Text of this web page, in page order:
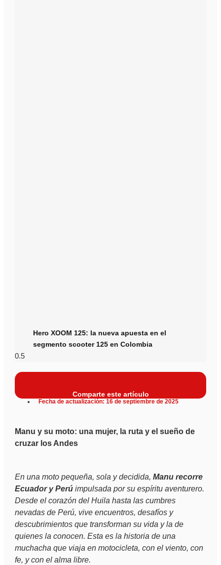
Hero XOOM 125: la nueva apuesta en el
segmento scooter 125 en Colombia
Comparte este artículo
Fecha de actualización: 16 de septiembre de 2025
Manu y su moto: una mujer, la ruta y el sueño de
cruzar los Andes
En una moto pequeña, sola y decidida, Manu recorre
Ecuador y Perúimpulsada por su espíritu aventurero.
Desde el corazón del Huila hasta las cumbres
nevadas de Perú, vive encuentros, desafíos y
descubrimientos que transforman su vida y la de
quienes la conocen. Esta es la historia de una
muchacha que viaja en motocicleta, con el viento, con
fe, y con el alma libre.